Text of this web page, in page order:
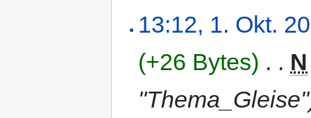
13:12, 1. Okt.
(+26 Bytes) . . N